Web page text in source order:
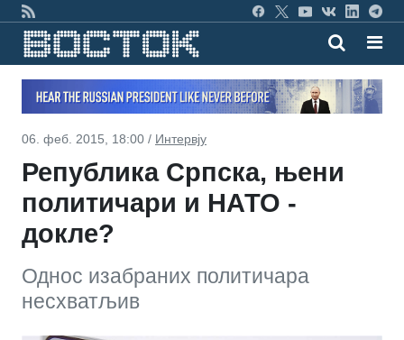
06. феб. 2015, 18:00 / Интервју
Република Српска, њени
политичари и НАТО -
докле?
Однос изабраних политичара
несхватљив